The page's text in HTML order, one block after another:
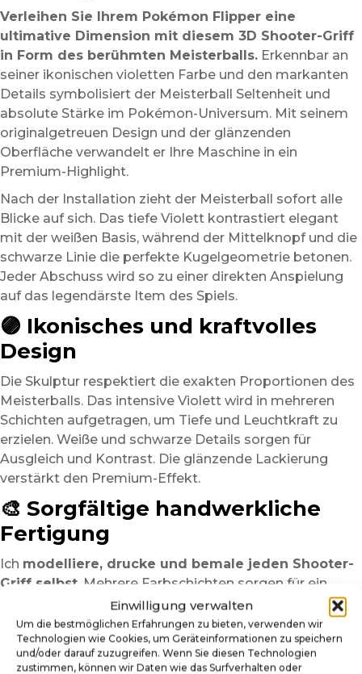
Einwilligung verwalten
Um die bestmöglichen Erfahrungen zu bieten, verwenden wir
Technologien wie Cookies, um Geräteinformationen zu speichern
und/oder darauf zuzugreifen. Wenn Sie diesen Technologien
zustimmen, können wir Daten wie das Surfverhalten oder
Verleihen Sie Ihrem Pokémon Flipper eine
ultimative Dimension mit diesem 3D Shooter-Griff
in Form des berühmten Meisterballs. Erkennbar an
seiner ikonischen violetten Farbe und den markanten
Details symbolisiert der Meisterball Seltenheit und
absolute Stärke im Pokémon-Universum. Mit seinem
originalgetreuen Design und der glänzenden
Oberfläche verwandelt er Ihre Maschine in ein
Premium-Highlight.
Nach der Installation zieht der Meisterball sofort alle
Blicke auf sich. Das tiefe Violett kontrastiert elegant
mit der weißen Basis, während der Mittelknopf und die
schwarze Linie die perfekte Kugelgeometrie betonen.
Jeder Abschuss wird so zu einer direkten Anspielung
auf das legendärste Item des Spiels.
🟣 Ikonisches und kraftvolles
Design
Die Skulptur respektiert die exakten Proportionen des
Meisterballs. Das intensive Violett wird in mehreren
Schichten aufgetragen, um Tiefe und Leuchtkraft zu
erzielen. Weiße und schwarze Details sorgen für
Ausgleich und Kontrast. Die glänzende Lackierung
verstärkt den Premium-Effekt.
🎨 Sorgfältige handwerkliche
Fertigung
Ich modelliere, drucke und bemale jeden Shooter-
Griff selbst . Mehrere Farbschichten sorgen für ein
lebendiges Ergebnis. Ein Schutzlack gewährleistet
Haltbarkeit und langanhaltenden Glanz. Leichte
Unterschiede machen jedes Stück einzigartig.